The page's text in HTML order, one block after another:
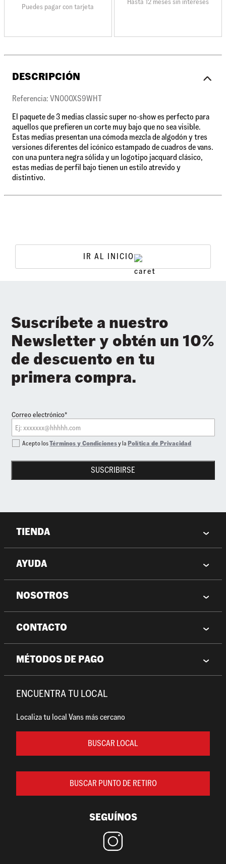
Puedes pagar con tarjeta
DESCRIPCIÓN
Referencia: VN000XS9WHT
El paquete de 3 medias classic super no-show es perfecto para
aquellos que prefieren un corte muy bajo que no sea visible.
Estas medias presentan una cómoda mezcla de algodón y tres
versiones diferentes del icónico estampado de cuadros de vans.
con una puntera negra sólida y un logotipo jacquard clásico,
estas medias de perfil bajo tienen un estilo atrevido y
distintivo.
IR AL INICIO
Suscríbete a nuestro
Newsletter y obtén un 10%
de descuento en tu
primera compra.
Correo electrónico*
SUSCRIBIRSE
Acepto losTérminos y Condicionesy laPolítica de Privacidad
TIENDA
AYUDA
NOSOTROS
CONTACTO
MÉTODOS DE PAGO
ENCUENTRA TU LOCAL
Localiza tu local Vans más cercano
BUSCAR LOCAL
BUSCAR PUNTO DE RETIRO
SEGUÍNOS